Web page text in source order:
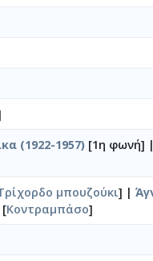
(1922-1957) [1η φωνή] |
μπουζούκι] |
[Κοντραμπάσο]